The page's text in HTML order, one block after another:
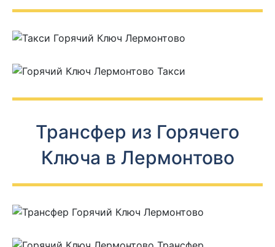
Трансфер из Горячего
Ключа в Лермонтово